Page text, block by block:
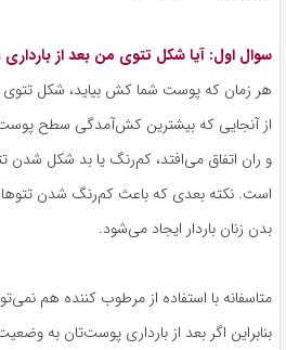
سوال اول: آیا شکل تتوی من بعد از
هر زمان که پوست شما کش بیاید، شکل تتوی
از آنجایی که بیشترین کش‌آمدگی سطح پوست
و ران اتفاق می‌افتد، کم‌رنگ یا بد شکل شدن
است. نکته بعدی که باعث کم‌رنگ شدن
بدن زنان باردار ایجاد می‌شود.
متاسفانه با استفاده از مرطوب کننده هم
بنابراین اگر بعد از بارداری پوست‌تان به